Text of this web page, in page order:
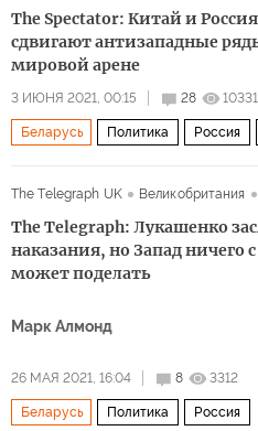
The Spectator: Китай и Россия
сдвигают антизападные
мировой арене
3 ИЮНЯ 2021, 00:15 28 10331
Беларусь Политика Россия
The Telegraph UK Великобритания
The Telegraph: Лукашенко
наказания, но Запад ничего
может поделать
Марк Алмонд
26 МАЯ 2021, 16:04 8 3312
Беларусь Политика Россия